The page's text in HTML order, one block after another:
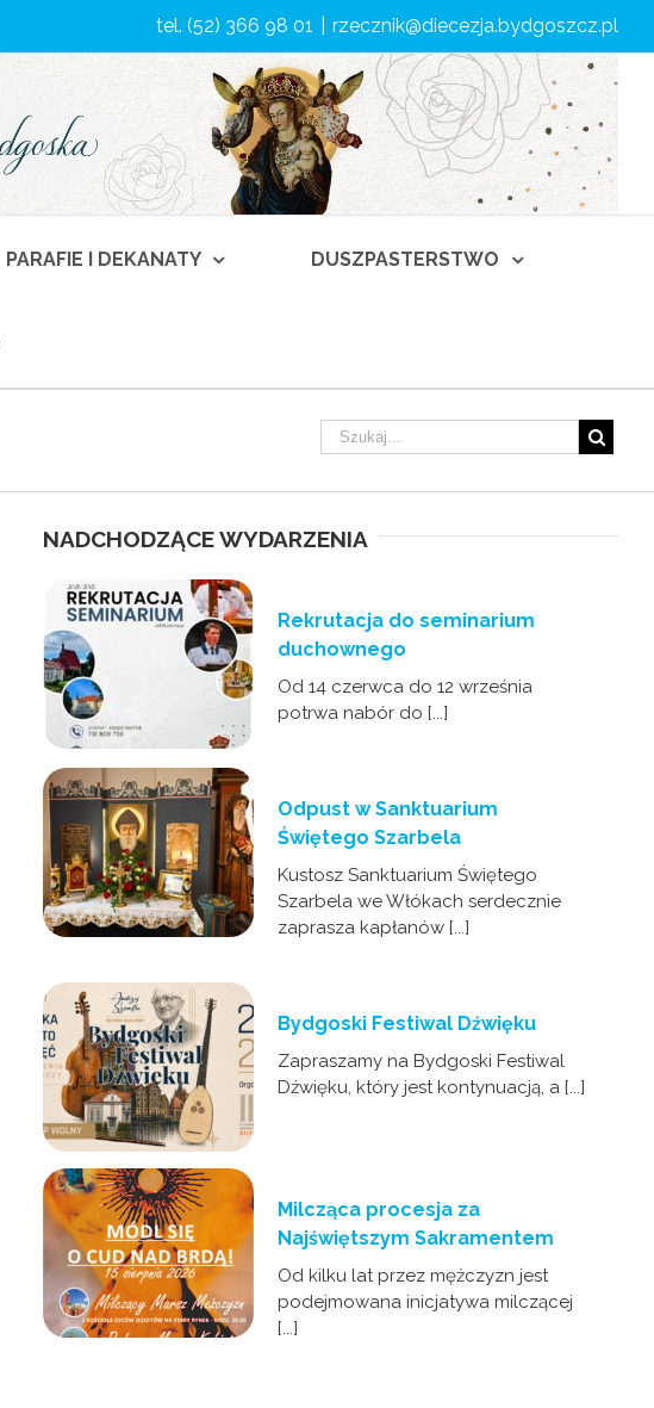
tel. (52) 366 98 01 rzecznik@diecezja.bydgoszcz.pl
PARAFIE I DEKANATY DUSZPASTERSTWO
NADCHODZĄCE WYDARZENIA
Rekrutacja do seminarium
duchownego
Od 14 czerwca do 12 września
potrwa nabór do [...]
Odpust w Sanktuarium
Świętego Szarbela
Kustosz Sanktuarium Świętego
Szarbela we Włókach serdecznie
zaprasza kapłanów [...]
Bydgoski Festiwal Dźwięku
Zapraszamy na Bydgoski Festiwal
Dźwięku, który jest kontynuacją, a [...]
Milcząca procesja za
Najświętszym Sakramentem
Od kilku lat przez mężczyzn jest
podejmowana inicjatywa milczącej
[...]